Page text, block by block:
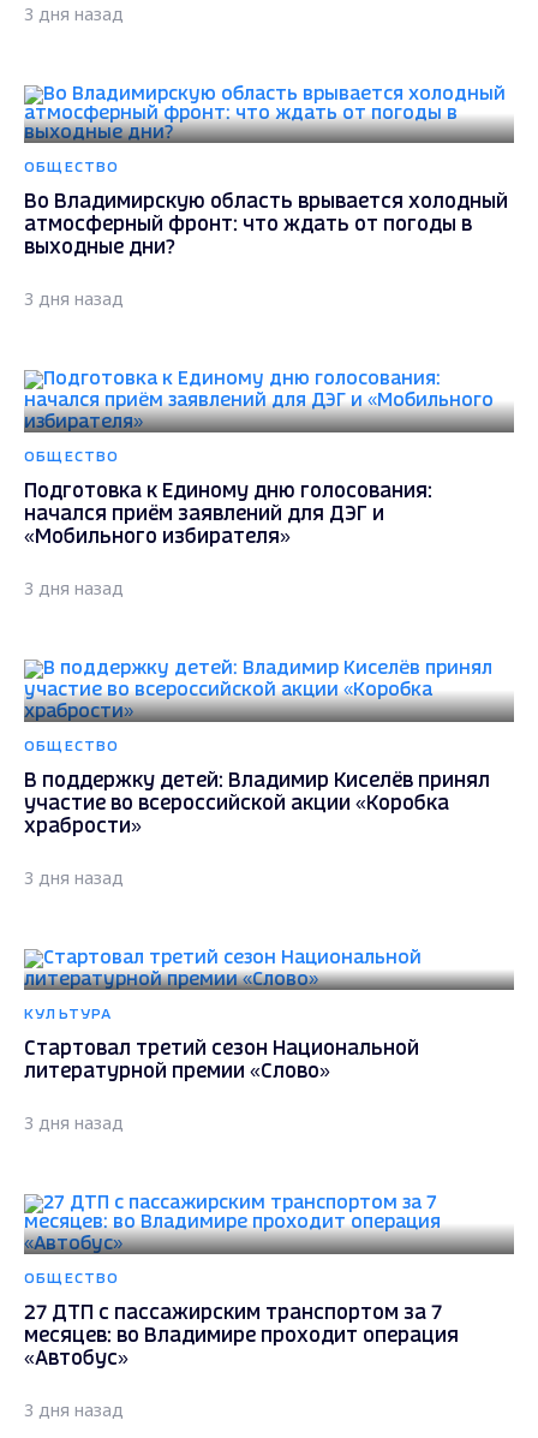
3 дня назад
ОБЩЕСТВО
Во Владимирскую область врывается холодный
атмосферный фронт: что ждать от погоды в
выходные дни?
3 дня назад
ОБЩЕСТВО
Подготовка к Единому дню голосования:
начался приём заявлений для ДЭГ и
«Мобильного избирателя»
3 дня назад
ОБЩЕСТВО
В поддержку детей: Владимир Киселёв принял
участие во всероссийской акции «Коробка
храбрости»
3 дня назад
КУЛЬТУРА
Стартовал третий сезон Национальной
литературной премии «Слово»
3 дня назад
ОБЩЕСТВО
27 ДТП с пассажирским транспортом за 7
месяцев: во Владимире проходит операция
«Автобус»
3 дня назад